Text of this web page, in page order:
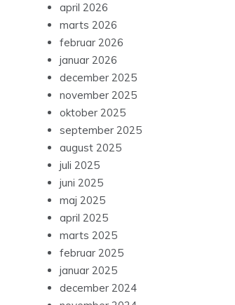
april 2026
marts 2026
februar 2026
januar 2026
december 2025
november 2025
oktober 2025
september 2025
august 2025
juli 2025
juni 2025
maj 2025
april 2025
marts 2025
februar 2025
januar 2025
december 2024